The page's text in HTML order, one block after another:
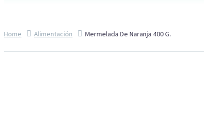
Home Alimentación Mermelada De Naranja 400 G.